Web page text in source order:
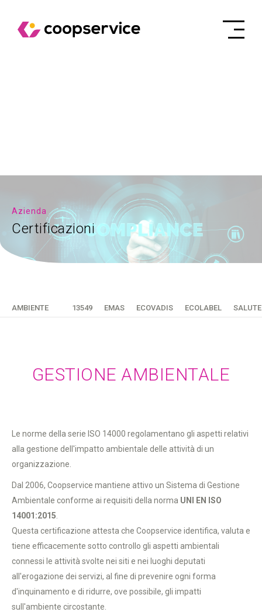
Azienda
Certificazioni
AMBIENTE 13549 EMAS ECOVADIS ECOLABEL
GESTIONE AMBIENTALE
Le norme della serie ISO 14000 regolamentano gli aspetti relativi
alla gestione dell'impatto ambientale delle attività di un
organizzazione.
Dal 2006, Coopservice mantiene attivo un Sistema di Gestione
Ambientale conforme ai requisiti della norma UNI EN ISO
14001:2015
Questa certificazione attesta che Coopservice identifica, valuta e
tiene efficacemente sotto controllo gli aspetti ambientali
connessi le attività svolte nei siti e nei luoghi deputati
all'erogazione dei servizi, al fine di prevenire ogni forma
d'inquinamento e di ridurre, ove possibile, gli impatti
sull'ambiente circostante.